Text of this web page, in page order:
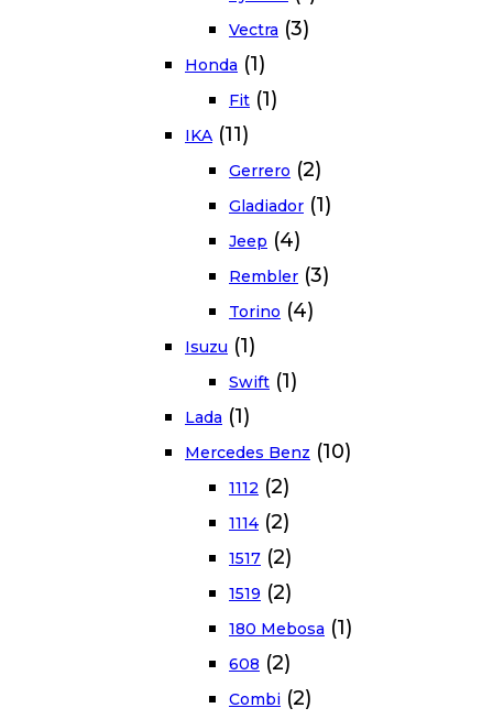
Vectra (3)
Honda (1)
Fit (1)
IKA (11)
Gerrero (2)
Gladiador (1)
Jeep (4)
Rembler (3)
Torino (4)
Isuzu (1)
Swift (1)
Lada (1)
Mercedes Benz (10)
1112 (2)
1114 (2)
1517 (2)
1519 (2)
180 Mebosa (1)
608 (2)
Combi (2)